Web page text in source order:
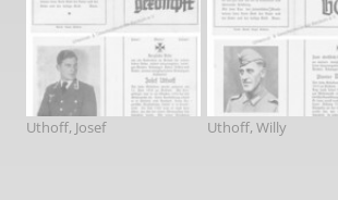
Uthoff, Josef Uthoff, Willy